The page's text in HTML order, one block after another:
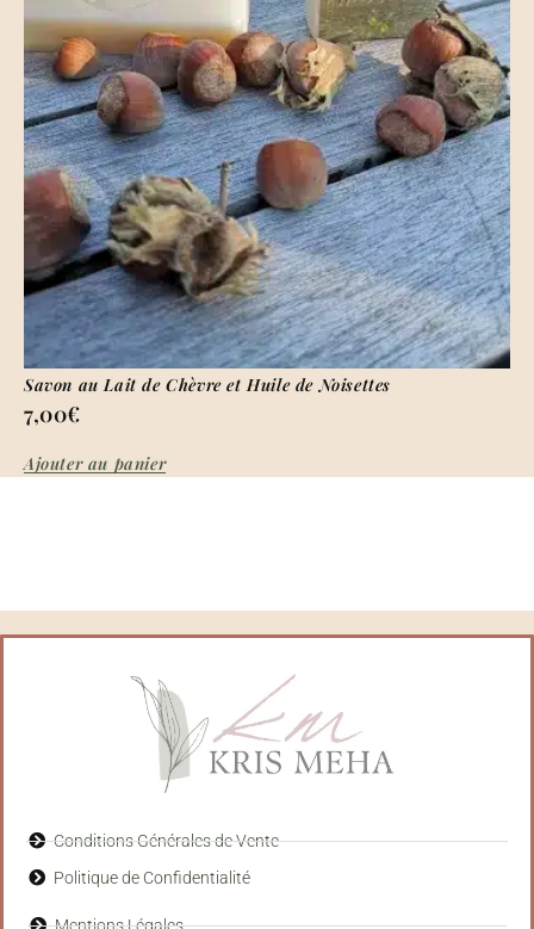
Savon au Lait de Chèvre et Huile de Noisettes
7,00€
Ajouter au panier
Conditions Générales de Vente
Politique de Confidentialité
Mentions Légales